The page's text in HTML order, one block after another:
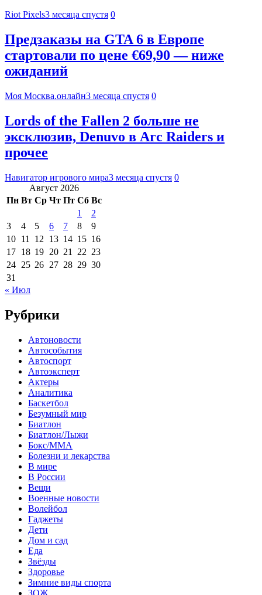
Riot Pixels3 месяца спустя 0
Предзаказы на GTA 6 в Европе
стартовали по цене €69,90 — ниже
ожиданий
Моя Москва.онлайн3 месяца спустя 0
Lords of the Fallen 2 больше не
эксклюзив, Denuvo в Arc Raiders и
прочее
Навигатор игрового мира3 месяца спустя 0
Август 2026
Пн Вт Ср Чт Пт Сб Вс
1
2
3
4 5 6 7 8
9
10 11 12 13 14 15 16
17 18 19 20 21 22 23
24 25 26 27 28 29 30
31
« Июл
Рубрики
Автоновости
Автособытия
Автоспорт
Автоэксперт
Актеры
Аналитика
Баскетбол
Безумный мир
Биатлон
Биатлон/Лыжи
Бокс/MMA
Болезни и лекарства
В мире
В России
Вещи
Военные новости
Волейбол
Гаджеты
Дети
Дом и сад
Еда
Звёзды
Здоровье
Зимние виды спорта
ЗОЖ